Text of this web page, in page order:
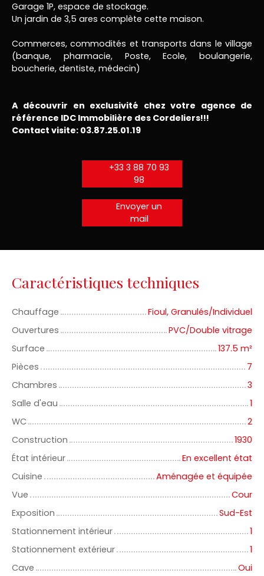
Garage 1P, espace de stockage.
Un jardin de 3,5 ares complète cette maison.
Commerces, commodités et transports dans le village
(banque, pharmacie, Poste, Ecole, boulangerie,
boucherie, dentiste, médecin)
A découvrir en exclusivité chez votre agence de
référence IDC Immobilière des Cordeliers!!!
Contact visite: 03.87.25.01.19
+33 3 88 70 93
98
Envoyer un
mail
Caractéristiques techniques
Chauffage
Fioul, Granulés/Individuel
Ouvertures
PVC/Double vitrage
Surface
137.5 m²
Pièces
7
Chambres
3
Salle d'eau
1
WC
2
Construction
1930
État intérieur
En excellent état
Cuisine
Aménagée et équipée
Vue
Cour
Exposition
Sud-Est
Stationnement intérieur
1
Stationnement extérieur
1
Cave
Oui